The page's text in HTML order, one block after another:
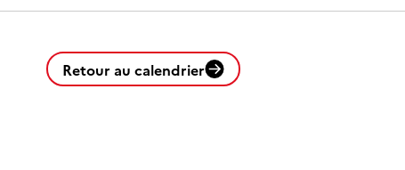
Retour au calendrier